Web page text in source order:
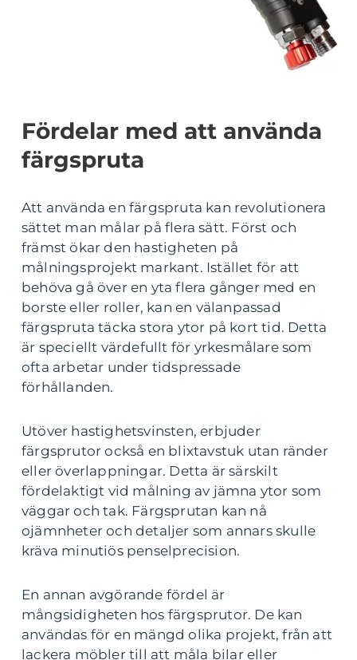
Fördelar med att använda
färgspruta
Att använda en färgspruta kan revolutionera
sättet man målar på flera sätt. Först och
främst ökar den hastigheten på
målningsprojekt markant. Istället för att
behöva gå över en yta flera gånger med en
borste eller roller, kan en välanpassad
färgspruta täcka stora ytor på kort tid. Detta
är speciellt värdefullt för yrkesmålare som
ofta arbetar under tidspressade
förhållanden.
Utöver hastighetsvinsten, erbjuder
färgsprutor också en blixtavstuk utan ränder
eller överlappningar. Detta är särskilt
fördelaktigt vid målning av jämna ytor som
väggar och tak. Färgsprutan kan nå
ojämnheter och detaljer som annars skulle
kräva minutiös penselprecision.
En annan avgörande fördel är
mångsidigheten hos färgsprutor. De kan
användas för en mängd olika projekt, från att
lackera möbler till att måla bilar eller